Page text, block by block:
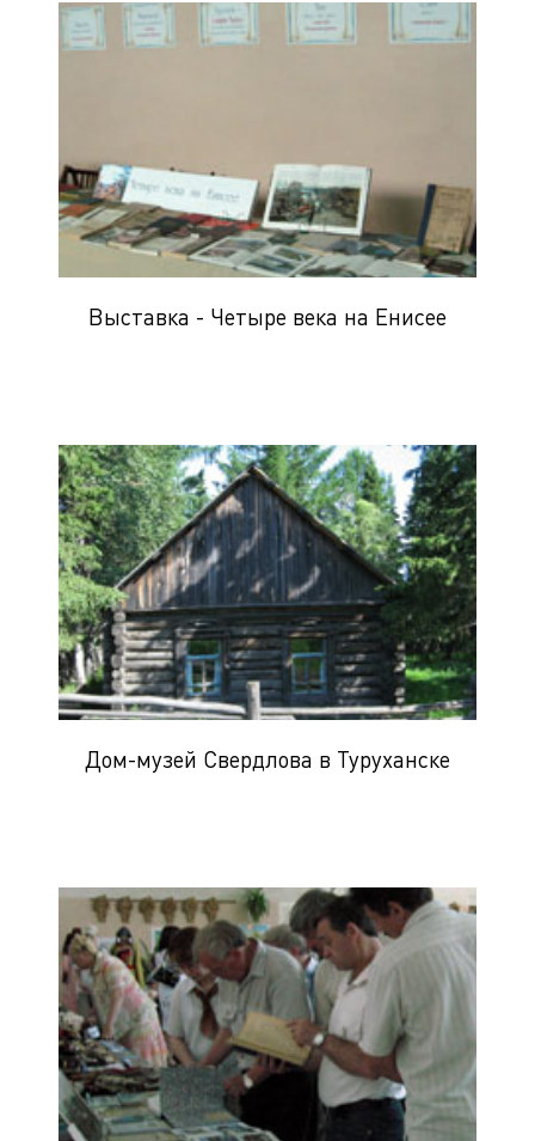
Выставка - Четыре века на Енисее
Дом-музей Свердлова в Туруханске